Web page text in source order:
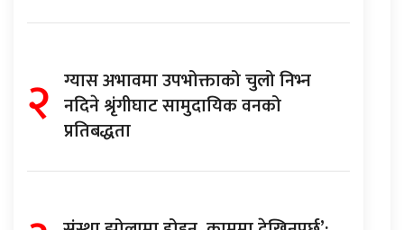
२ ग्यास अभावमा उपभोक्ताको चुलो निभ्न
नदिने श्रृंगीघाट सामुदायिक वनको
प्रतिबद्धता